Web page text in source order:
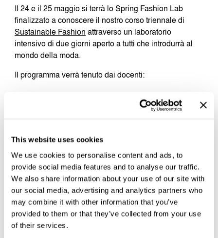
This website uses cookies
We use cookies to personalise content and ads, to
provide social media features and to analyse our traffic.
We also share information about your use of our site with
our social media, advertising and analytics partners who
may combine it with other information that you’ve
provided to them or that they’ve collected from your use
of their services.
Il 24 e il 25 maggio si terrà lo Spring Fashion Lab
finalizzato a conoscere il nostro corso triennale di
Sustainable Fashion attraverso un laboratorio
intensivo di due giorni aperto a tutti che introdurrà al
mondo della moda.
Il programma verrà tenuto dai docenti:
Per partecipare occorre scrivere a
orientamento@accademiaunidee.it